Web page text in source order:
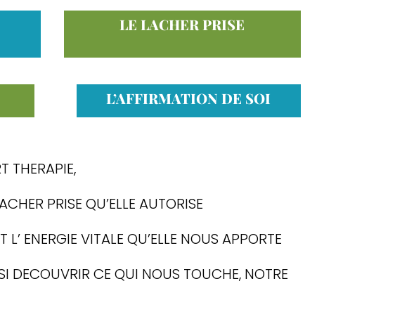
LE LACHER PRISE
L’AFFIRMATION DE SOI
THERAPIE,
PRISE QU’ELLE AUTORISE
ENERGIE VITALE QU’ELLE NOUS APPORTE
DECOUVRIR CE QUI NOUS TOUCHE, NOTRE